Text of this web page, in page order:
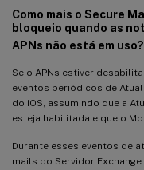
Como mais o Secure
bloqueio quando as
APNs não está em uso?
Se o APNs estiver
eventos periódicos de
do iOS, assumindo que a
esteja habilitada e que o
Durante esses eventos de
mails do Servidor